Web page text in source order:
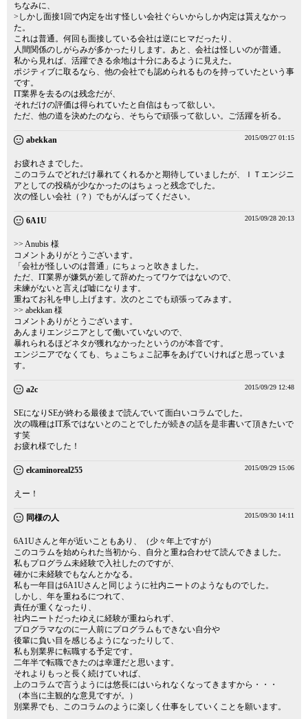
ちなみに、
>しかし面接1回で内定を出す怪しい会社ぐらいからしか内定は貰えなかっ
た。
これは普通。何回も面接している会社は逆にヒマだったり、
人間関係のしがらみが多かったりします。あと、会社は怪しいのが普通。
私から見れば、活躍できる余地は十分にあるように見えた。
ポジティブに取るなら、他の会社でも認められるものを持っていたという事
です。
IT業界を去るのは残念だが、
それだけの評価は得られていたと自信はもって欲しい。
ただ、他の道を決めたのなら、そちらで頑張って欲しい。ご活躍を祈る。
abekkan 2015/09/27 01:15
お疲れさまでした。
このコラムでどれだけ暴れてくれるかと期待していましたが、ＩＴエンジニ
アとしての投稿が少なかったのはちょっと残念でした。
次の怪しい会社（？）でもがんばってください。
6A1U 2015/09/28 20:13
>> Anubis 様
コメントありがとうございます。
「会社が怪しいのは普通」にちょっと吹きました。
ただ、IT業界が嫌気が差して辞めたってワケではないので、
未練がないと言えば嘘になります。
重ねてお礼を申し上げます。次のとこでも頑張ってみます。
>> abekkan 様
コメントありがとうございます。
あんまりエンジニアとして働いていないので、
暴れられるほどネタが獲れなかったというのが本音です。
エンジニアでなくても、ちょこちょこ記事をあげていければと思っていま
す。
a2c 2015/09/29 12:48
SEになりSEが終わる最後まで読んでいて面白いコラムでした。
次の職種はIT系ではないとのことでしたが続きの話を是非書いて頂きたいで
す笑
お疲れ様でした！
elcaminoreal255 2015/09/29 15:06
えー！
同様の人 2015/09/30 14:11
6A1Uさんと年が近いこともあり、（少々年上ですが）
このコラムを始められた当初から、自分と重ね合わせて読んできました。
私もプログラム未経験で入社したのですが、
確かに未経験でもなんとかなる。
私も一年目は6A1Uさんと同じように社内ニートのようなものでした。
しかし、年を重ねるにつれて、
責任が重くなったり、
社内ニートだったゆえに経験が重ねられず、
プログラマなのに一人前にプログラムもできない自分や
後輩に負い目を感じるようになったりして、
私も別業界に転職する予定です。
二年半で転職できたのは幸運だと思います。
それよりもっと長く続けていれば、
上のコラムで言うようには悠長にはいられなくなってきますから・・・
（本当に主観的な意見ですが。）
別業界でも、このコラムのように楽しく仕事をしていくことを願います。